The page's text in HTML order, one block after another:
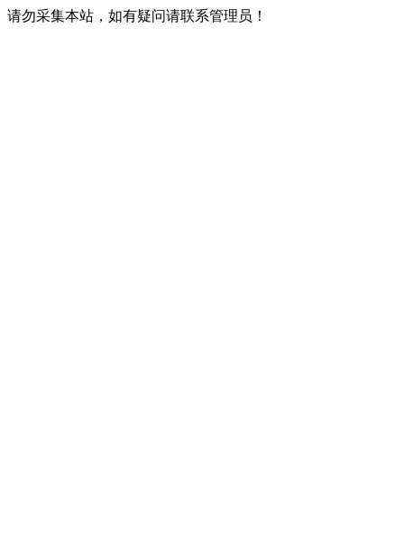
请勿采集本站，如有疑问请联系管理员！